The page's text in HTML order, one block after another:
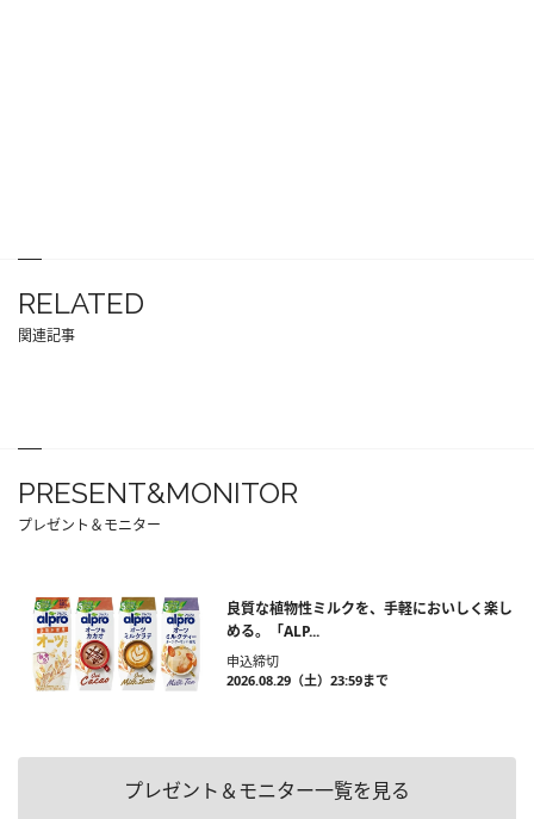
RELATED
関連記事
PRESENT&MONITOR
プレゼント＆モニター
良質な植物性ミルクを、手軽においしく楽し
める。「ALP...
申込締切
2026.08.29（土）23:59まで
プレゼント＆モニター一覧を見る